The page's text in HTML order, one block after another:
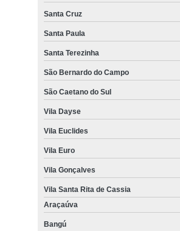
Santa Cruz
Santa Paula
Santa Terezinha
São Bernardo do Campo
São Caetano do Sul
Vila Dayse
Vila Euclides
Vila Euro
Vila Gonçalves
Vila Santa Rita de Cassia
Araçaúva
Bangú